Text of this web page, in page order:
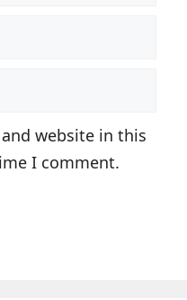
website in this
I comment.